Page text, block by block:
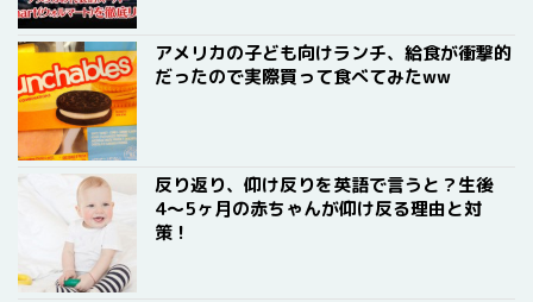
アメリカの子ども向けランチ、給食が衝撃的
だったので実際買って食べてみたww
反り返り、仰け反りを英語で言うと？生後
4〜5ヶ月の赤ちゃんが仰け反る理由と対
策！